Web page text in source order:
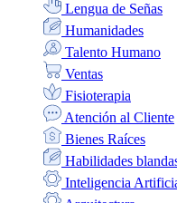
Lengua de Señas
Humanidades
Talento Humano
Ventas
Fisioterapia
Atención al Cliente
Bienes Raíces
Habilidades
Inteligencia